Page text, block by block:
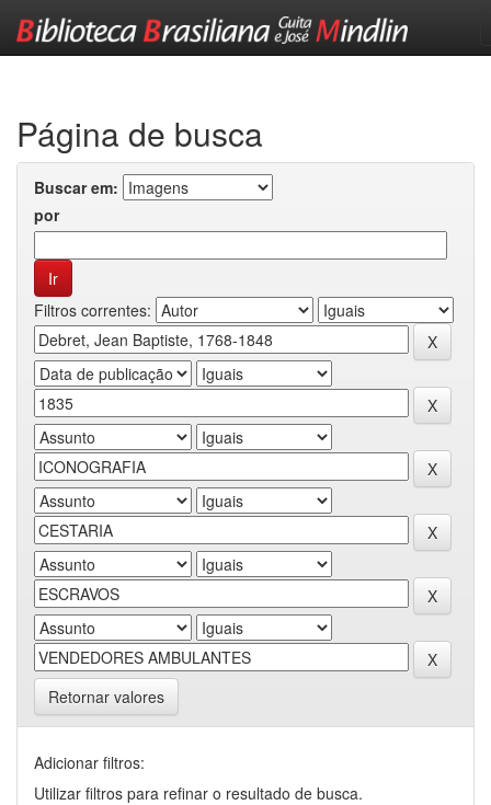
Página de busca
Buscar em:
por
Filtros correntes:
Retornar valores
Adicionar filtros:
Utilizar filtros para refinar o resultado de busca.